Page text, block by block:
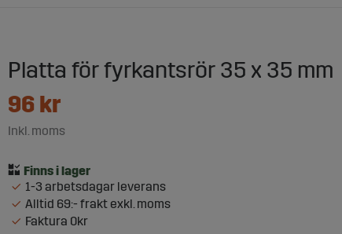
Platta för fyrkantsrör 35 x 35 mm
96 kr
Inkl. moms
1-3 arbetsdagar leverans
Alltid 69:- frakt exkl. moms
Faktura 0kr